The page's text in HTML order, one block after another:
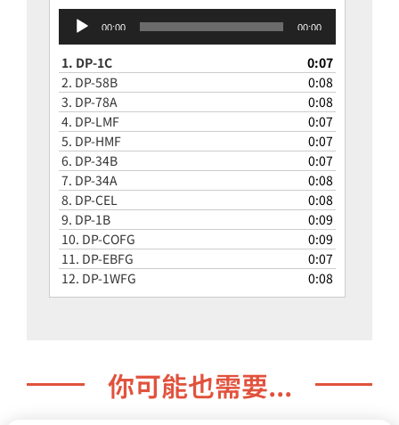
播
放
器
00:00 00:00
1. DP-1C
0:07
2. DP-58B
0:08
3. DP-78A
0:08
4. DP-LMF
0:07
5. DP-HMF
0:07
6. DP-34B
0:07
7. DP-34A
0:08
8. DP-CEL
0:08
9. DP-1B
0:09
10. DP-COFG
0:09
11. DP-EBFG
0:07
12. DP-1WFG 0:08
你可能也需要...